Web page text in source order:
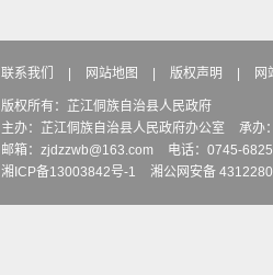
联系我们 网站地图 版权声明 网
版权所有：芷江侗族自治县人民政府
主办：芷江侗族自治县人民政府办公室
承办
邮箱：zjdzzwb@163.com
电话：0745-
湘ICP备13003842号-1
湘公网安备